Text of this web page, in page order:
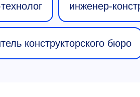
инженер-
конструкторского бюро